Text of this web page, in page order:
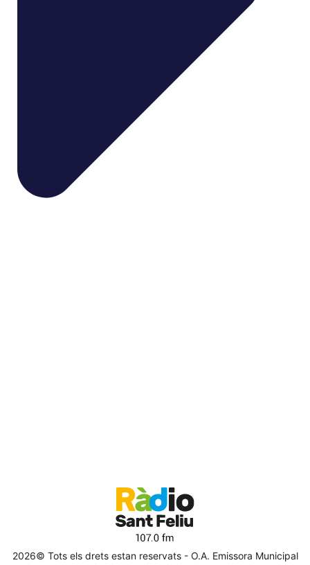
2026© Tots els drets estan reservats - O.A. Emissora Municipal